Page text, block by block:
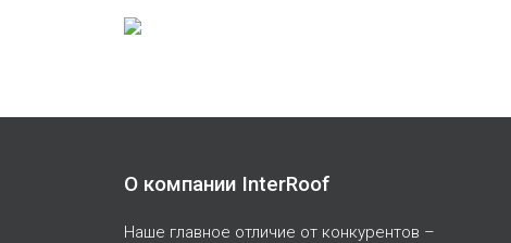
О компании InterRoof
Наше главное отличие от конкурентов –